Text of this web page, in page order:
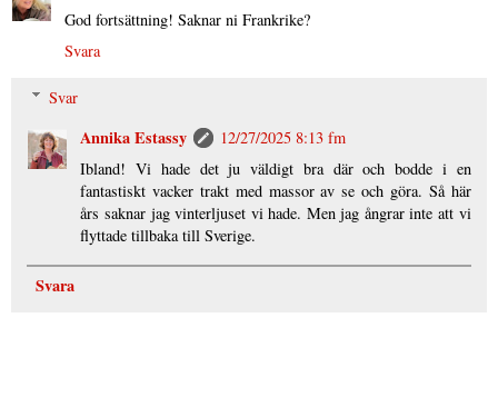
God fortsättning! Saknar ni Frankrike?
Svara
Svar
Annika Estassy
12/27/2025 8:13 fm
Ibland! Vi hade det ju väldigt bra där och bodde i en
fantastiskt vacker trakt med massor av se och göra. Så här
års saknar jag vinterljuset vi hade. Men jag ångrar inte att vi
flyttade tillbaka till Sverige.
Svara